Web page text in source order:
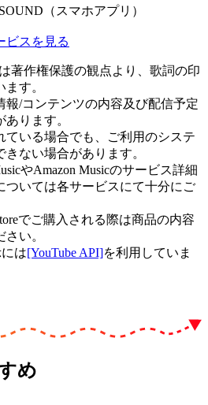
（スマホアプリ）
ビスを見る
著作権保護の観点より、歌詞の印
す。
報/コンテンツの内容及び配信予定
ります。
ている場合でも、ご利用のシステ
ない場合があります。
やAmazon Musicのサービス詳細
ついては各サービスにて十分にご
でご購入される際は商品の内容
い。
は[YouTube API]を利用していま
め